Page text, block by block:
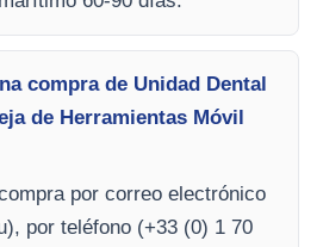
compra de Unidad Dental
de Herramientas Móvil
por correo electrónico
), por teléfono (+33 (0) 1 70